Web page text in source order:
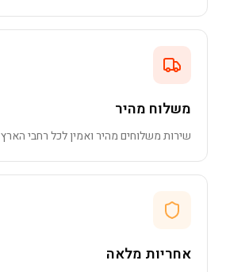
משלוח מהיר
שירות משלוחים מהיר ואמין לכל רחבי הארץ
אחריות מלאה